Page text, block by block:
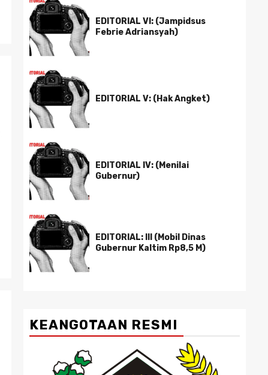
EDITORIAL VI: (Jampidsus
Febrie Adriansyah)
EDITORIAL V: (Hak Angket)
EDITORIAL IV: (Menilai
Gubernur)
EDITORIAL: III (Mobil Dinas
Gubernur Kaltim Rp8,5 M)
KEANGOTAAN RESMI